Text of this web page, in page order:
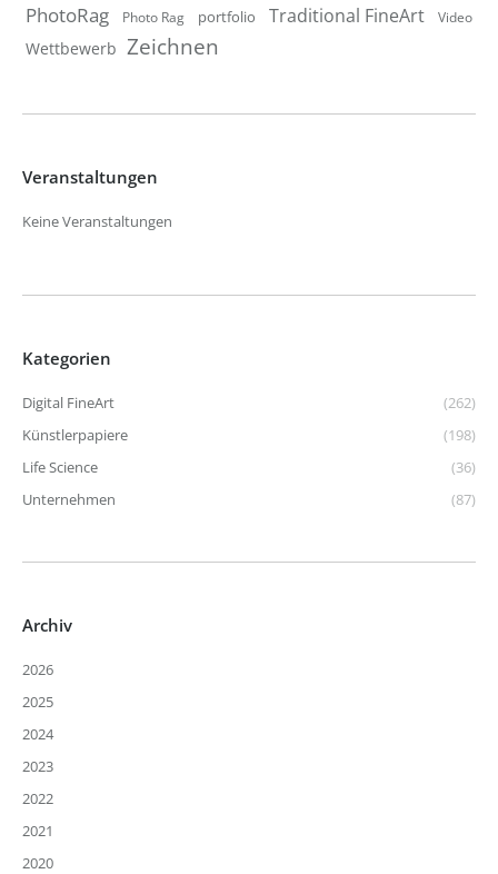
PhotoRag Photo Rag portfolio Traditional FineArt Video
Wettbewerb Zeichnen
Veranstaltungen
Keine Veranstaltungen
Kategorien
Digital FineArt
(262)
Künstlerpapiere
(198)
Life Science
(36)
Unternehmen
(87)
Archiv
2026
2025
2024
2023
2022
2021
2020